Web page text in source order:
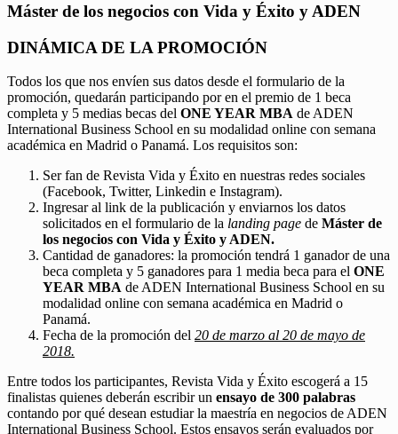
Máster de los negocios con Vida y Éxito y ADEN
DINÁMICA DE LA PROMOCIÓN
Todos los que nos envíen sus datos desde el formulario de la
promoción, quedarán participando por en el premio de 1 beca
completa y 5 medias becas del ONE YEAR MBA de ADEN
International Business School en su modalidad online con semana
académica en Madrid o Panamá. Los requisitos son:
Ser fan de Revista Vida y Éxito en nuestras redes sociales
(Facebook, Twitter, Linkedin e Instagram).
Ingresar al link de la publicación y enviarnos los datos
solicitados en el formulario de la landing page de Máster de
los negocios con Vida y Éxito y ADEN.
Cantidad de ganadores: la promoción tendrá 1 ganador de una
beca completa y 5 ganadores para 1 media beca para el ONE
YEAR MBA de ADEN International Business School en su
modalidad online con semana académica en Madrid o
Panamá.
Fecha de la promoción del 20 de marzo al 20 de mayo de
2018.
Entre todos los participantes, Revista Vida y Éxito escogerá a 15
finalistas quienes deberán escribir un ensayo de 300 palabras
contando por qué desean estudiar la maestría en negocios de ADEN
International Business School. Estos ensayos serán evaluados por